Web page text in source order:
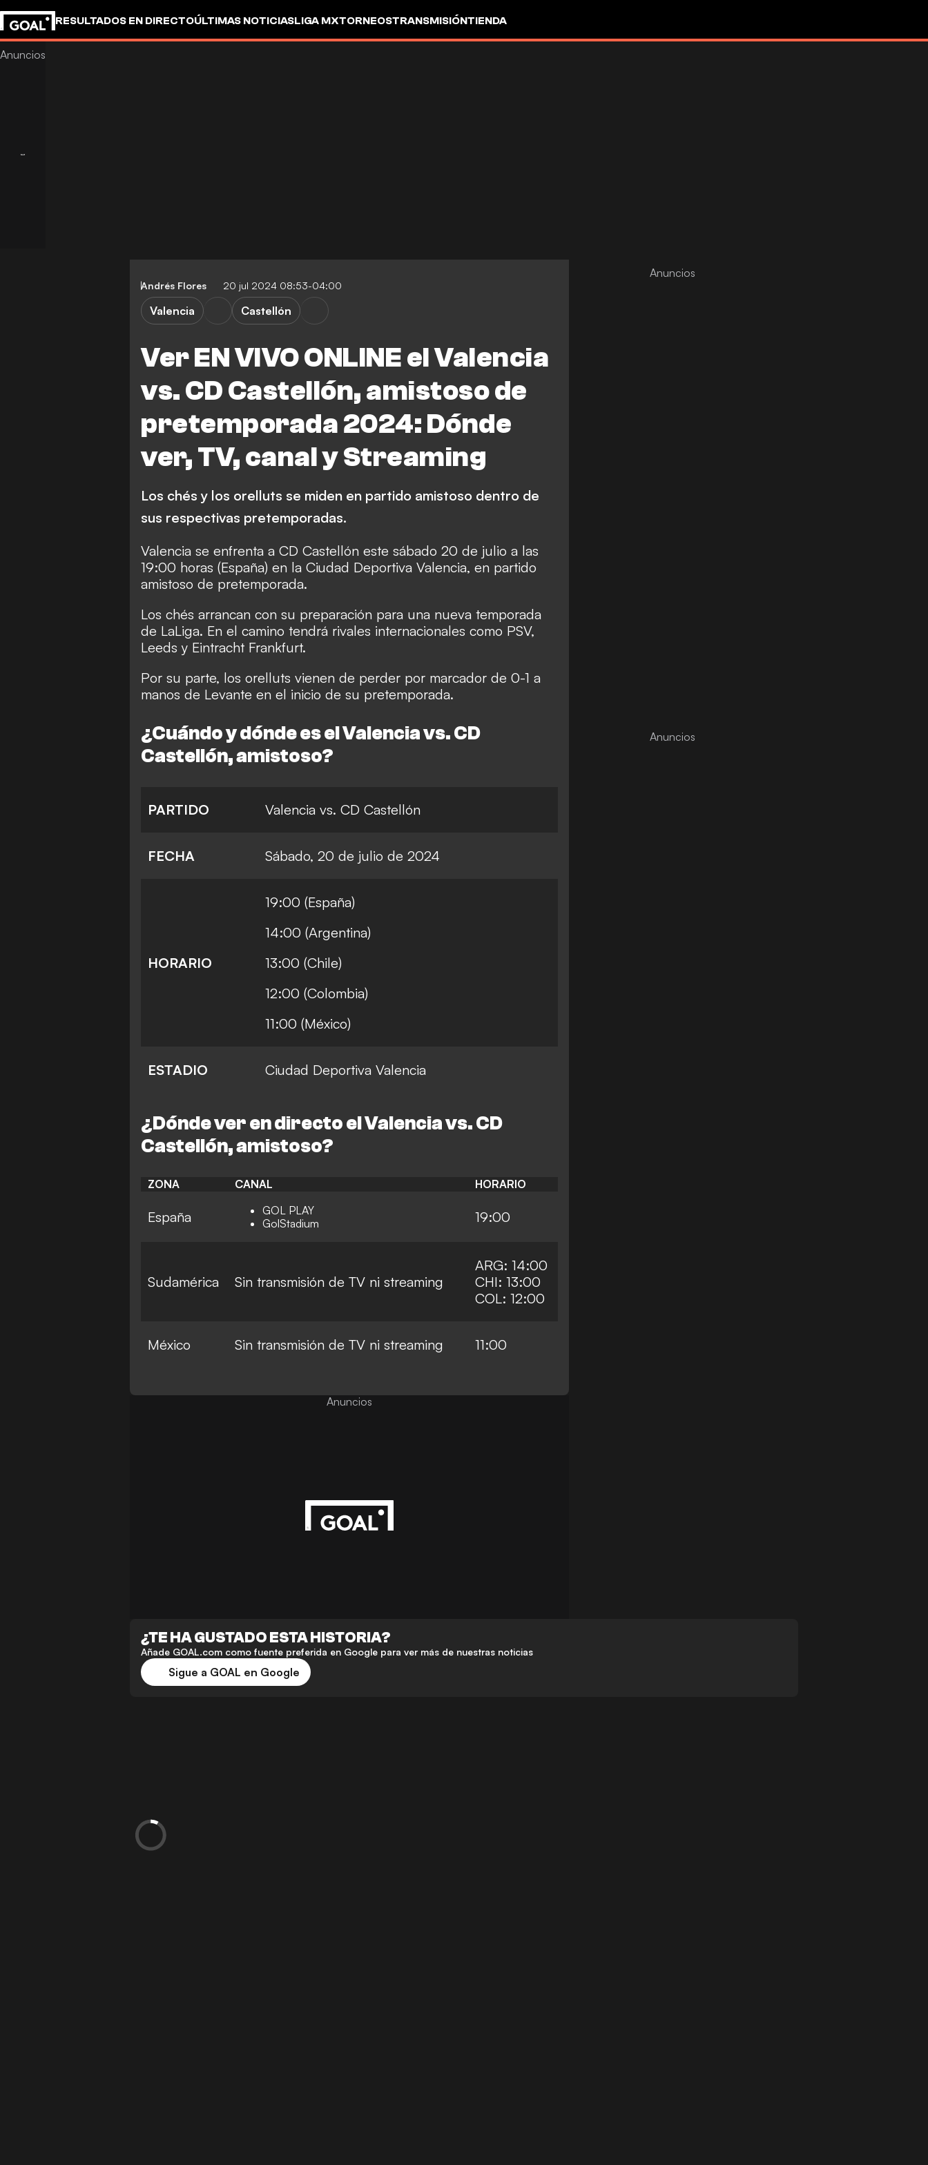
RESULTADOS EN DIRECTOÚLTIMAS NOTICIASLIGA MXTORNEOSTRANSMISIÓNTIENDA
Andrés Flores 20 jul 2024 08:53-04:00
Ver EN VIVO ONLINE el Valencia
vs. CD Castellón, amistoso de
pretemporada 2024: Dónde
ver, TV, canal y Streaming
Valencia Castellón
Los chés y los orelluts se miden en partido amistoso dentro de
sus respectivas pretemporadas.
Valencia se enfrenta a CD Castellón este sábado 20 de julio a las
19:00 horas (España) en la Ciudad Deportiva Valencia, en partido
amistoso de pretemporada.
Los chés arrancan con su preparación para una nueva temporada
de LaLiga. En el camino tendrá rivales internacionales como PSV,
Leeds y Eintracht Frankfurt.
Por su parte, los orelluts vienen de perder por marcador de 0-1 a
manos de Levante en el inicio de su pretemporada.
¿Cuándo y dónde es el Valencia vs. CD
Castellón, amistoso?
PARTIDO Valencia vs. CD Castellón
FECHA Sábado, 20 de julio de 2024
HORARIO
19:00 (España)
14:00 (Argentina)
13:00 (Chile)
12:00 (Colombia)
11:00 (México)
ESTADIO Ciudad Deportiva Valencia
¿Dónde ver en directo elValenciavs. CD
Castellón, amistoso?
ZONA CANAL HORARIO
España
GOL PLAY
GolStadium
19:00
Sudamérica Sin transmisión de TV ni streaming
ARG: 14:00
CHI: 13:00
COL: 12:00
México Sin transmisión de TV ni streaming 11:00
Anuncios
¿TE HA GUSTADO ESTA HISTORIA?
Añade GOAL.com como fuente preferida en Google para ver más de nuestras noticias
Sigue a GOAL en Google